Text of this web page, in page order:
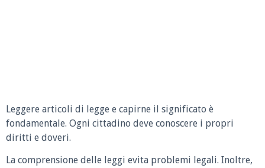
Leggere articoli di legge e capirne il significato è
fondamentale. Ogni cittadino deve conoscere i propri
diritti e doveri.
La comprensione delle leggi evita problemi legali. Inoltre,